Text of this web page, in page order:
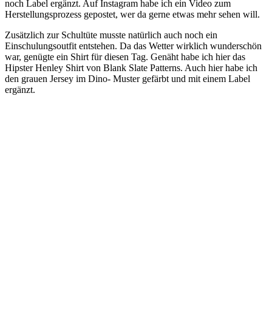
noch Label ergänzt. Auf Instagram habe ich ein Video zum
Herstellungsprozess gepostet, wer da gerne etwas mehr sehen will.
Zusätzlich zur Schultüte musste natürlich auch noch ein
Einschulungsoutfit entstehen. Da das Wetter wirklich wunderschön
war, genügte ein Shirt für diesen Tag. Genäht habe ich hier das
Hipster Henley Shirt von Blank Slate Patterns. Auch hier habe ich
den grauen Jersey im Dino- Muster gefärbt und mit einem Label
ergänzt.